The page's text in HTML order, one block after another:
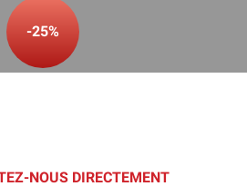
-25%
NOUS DIRECTEMENT